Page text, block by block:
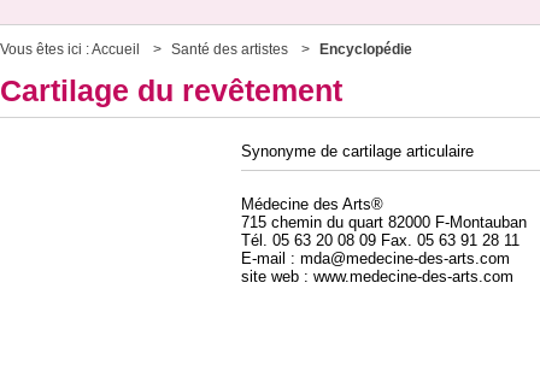
Vous êtes ici :Accueil Santé des artistes Encyclopédie
Cartilage du revêtement
Synonyme de cartilage articulaire
Médecine des Arts®
715 chemin du quart 82000 F-Montauban
Tél. 05 63 20 08 09 Fax. 05 63 91 28 11
E-mail : mda@medecine-des-arts.com
site web : www.medecine-des-arts.com